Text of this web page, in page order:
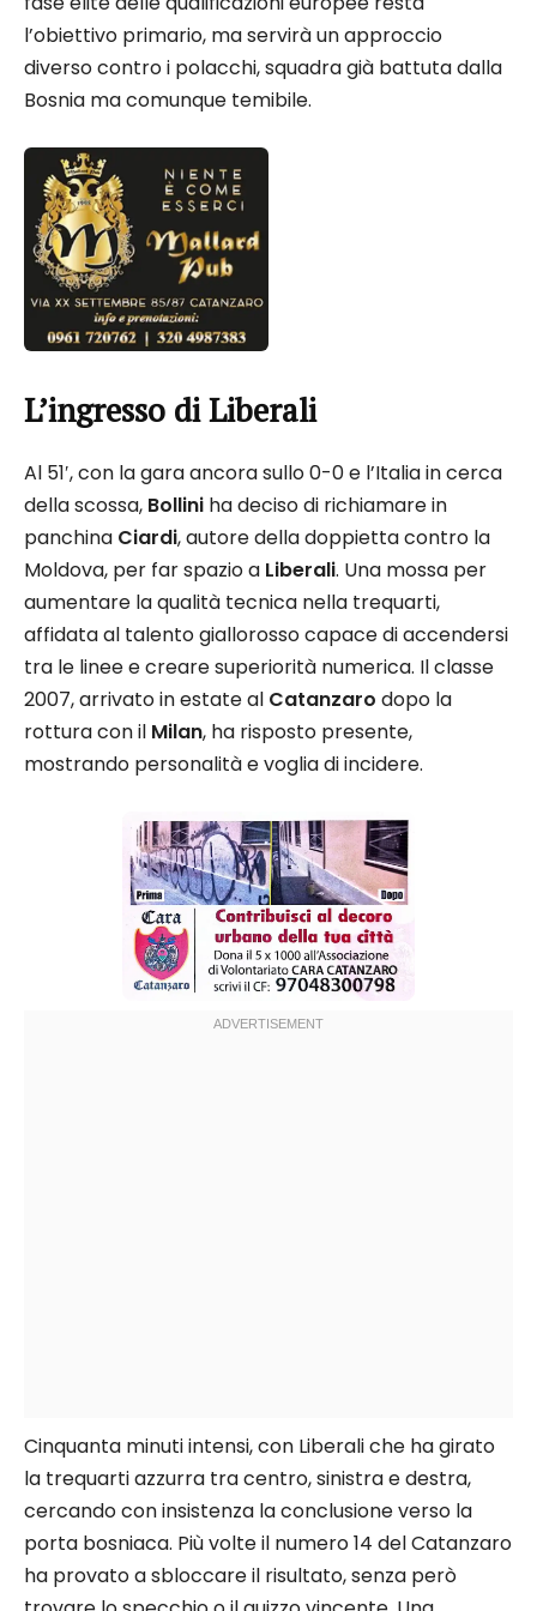
l’obiettivo primario, ma servirà un approccio
diverso contro i polacchi, squadra già battuta dalla
Bosnia ma comunque temibile.
L’ingresso di Liberali
Al 51′, con la gara ancora sullo 0-0 e l’Italia in cerca
della scossa, Bollini ha deciso di richiamare in
panchina Ciardi, autore della doppietta contro la
Moldova, per far spazio a Liberali. Una mossa per
aumentare la qualità tecnica nella trequarti,
affidata al talento giallorosso capace di accendersi
tra le linee e creare superiorità numerica. Il classe
2007, arrivato in estate al Catanzaro dopo la
rottura con il Milan, ha risposto presente,
mostrando personalità e voglia di incidere.
Cinquanta minuti intensi, con Liberali che ha girato
la trequarti azzurra tra centro, sinistra e destra,
cercando con insistenza la conclusione verso la
porta bosniaca. Più volte il numero 14 del Catanzaro
ha provato a sbloccare il risultato, senza però